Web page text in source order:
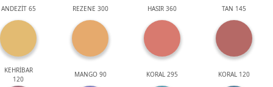
ANDEZİT 65 REZENE 300 HASIR 360 TAN 145
KEHRİBAR
120
MANGO 90 KORAL 295 KORAL 120